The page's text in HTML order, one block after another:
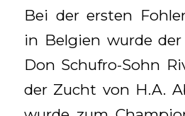
Bei der ersten
in Belgien wurde der
Don Schufro-Sohn
der Zucht von H.A.